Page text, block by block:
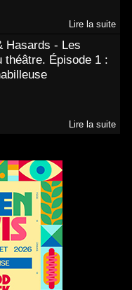
Lire la suite
Hasards - Les
théâtre. Épisode 1 :
Lire la suite